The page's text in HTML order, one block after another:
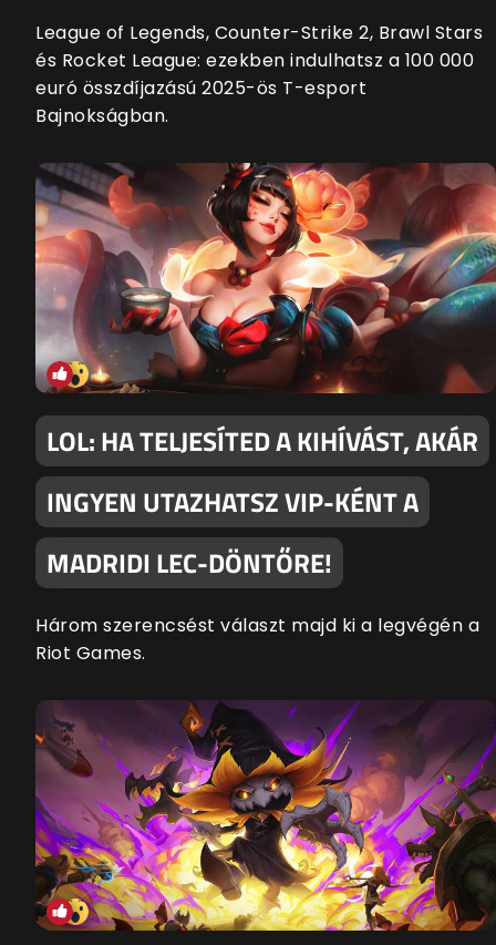
League of Legends, Counter-Strike 2, Brawl Stars
és Rocket League: ezekben indulhatsz a 100 000
euró összdíjazású 2025-ös T-esport
Bajnokságban.
LOL: HA TELJESÍTED A KIHÍVÁST, AKÁR
INGYEN UTAZHATSZ VIP-KÉNT A
MADRIDI LEC-DÖNTŐRE!
Három szerencsést választ majd ki a legvégén a
Riot Games.